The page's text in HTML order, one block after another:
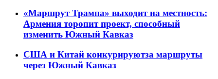
«Маршрут Трампа» выходит на местность:
Армения торопит проект, способный
изменить Южный Кавказ
США и Китай конкурируютза маршруты
через Южный Кавказ